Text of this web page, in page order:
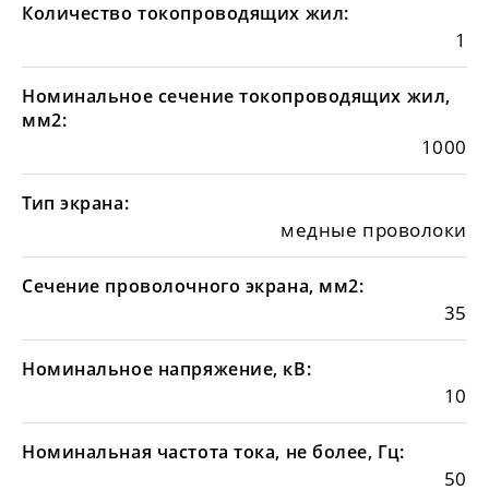
Количество токопроводящих жил:
1
Номинальное сечение токопроводящих жил,
мм2:
1000
Тип экрана:
медные проволоки
Сечение проволочного экрана, мм2:
35
Номинальное напряжение, кВ:
10
Номинальная частота тока, не более, Гц:
50